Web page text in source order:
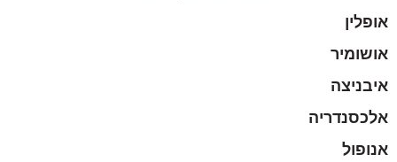
אופלין
אושומיר
איבניצה
אלכסנדריה
אנופול